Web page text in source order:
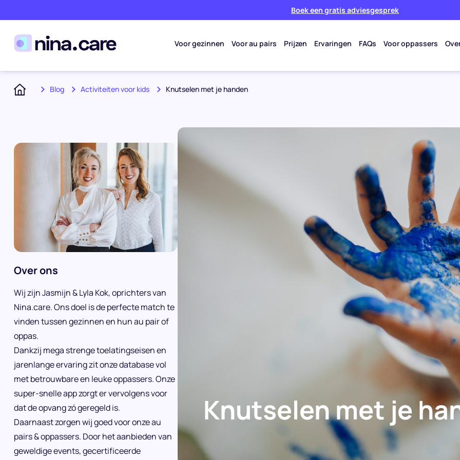
Boek een gratis adviesgesprek
Voor gezinnen Voor au pairs Prijzen Ervaringen FAQs Voor oppassers
Blog Activiteiten voor kids Knutselen met je handen
Over ons
Wij zijn Jasmijn & Lyla Kok, oprichters van
Nina.care. Ons doel is de perfecte match te
vinden tussen gezinnen en hun au pair of
oppas.
Dankzij mega strenge toelatingseisen en
jarenlange ervaring zit onze database vol
met betrouwbare en leuke oppassers. Onze
super-snelle app zorgt er vervolgens voor
dat de opvang zó geregeld is.
Daarnaast zorgen wij goed voor onze au
pairs & oppassers. Door het aanbieden van
geweldige events, gecertificeerde
Knutselen met je